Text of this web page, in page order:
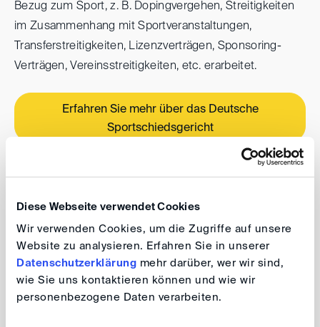
Diese Webseite verwendet Cookies
Wir verwenden Cookies, um die Zugriffe auf unsere
Website zu analysieren. Erfahren Sie in unserer
Datenschutzerklärung mehr darüber, wer wir sind,
wie Sie uns kontaktieren können und wie wir
personenbezogene Daten verarbeiten.
Bezug zum Sport, z. B. Dopingvergehen, Streitigkeiten
im Zusammenhang mit Sportveranstaltungen,
Transferstreitigkeiten, Lizenzverträgen, Sponsoring-
Verträgen, Vereinsstreitigkeiten, etc. erarbeitet.
Erfahren Sie mehr über das Deutsche
Sportschiedsgericht
Das am 1. Januar 2019 in Kraft getretene
Verpackungsgesetz gilt für alle Unternehmen
(Vertreiber - auch für Online-Händler), die
Verpackungen erstmals auf dem deutschen Markt in